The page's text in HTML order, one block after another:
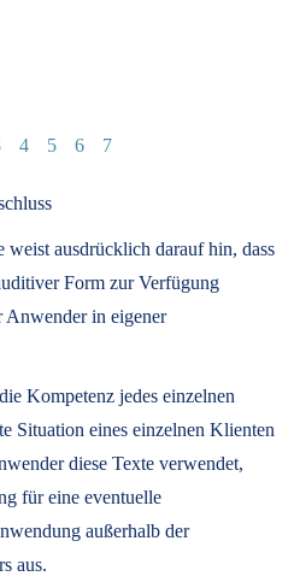
4 5 6 7
ausdrücklich darauf hin, dass
Form zur Verfügung
Anwender in eigener
Kompetenz jedes einzelnen
Situation eines einzelnen Klienten
diese Texte verwendet,
für eine eventuelle
außerhalb der
aus.